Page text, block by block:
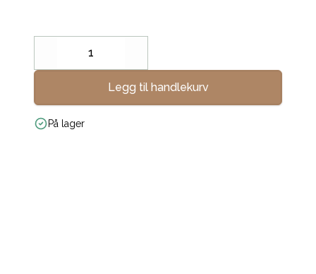
Decrease
Legg til handlekurv
På lager